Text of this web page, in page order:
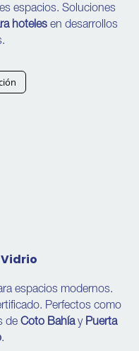
espacios. Soluciones
hotelesen desarrollos
espacios modernos.
Perfectos como
de Coto Bahíay Puerta
.